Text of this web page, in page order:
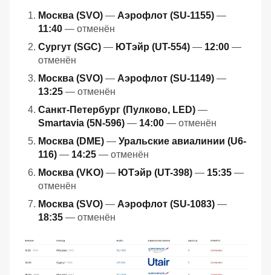
Москва (SVO) — Аэрофлот (SU-1155) —
11:40 — отменён
Сургут (SGC) — ЮТэйр (UT-554) — 12:00 —
отменён
Москва (SVO) — Аэрофлот (SU-1149) —
13:25 — отменён
Санкт-Петербург (Пулково, LED) —
Smartavia (5N-596) — 14:00 — отменён
Москва (DME) — Уральские авиалинии (U6-
116) — 14:25 — отменён
Москва (VKO) — ЮТэйр (UT-398) — 15:35 —
отменён
Москва (SVO) — Аэрофлот (SU-1083) —
18:35 — отменён